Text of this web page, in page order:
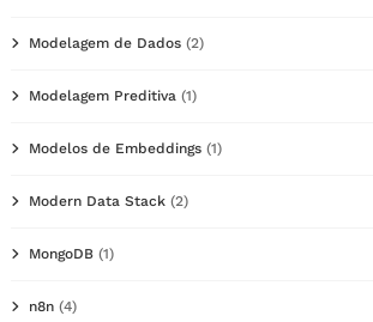
Modelagem de Dados (2)
Modelagem Preditiva (1)
Modelos de Embeddings (1)
Modern Data Stack (2)
MongoDB (1)
n8n (4)